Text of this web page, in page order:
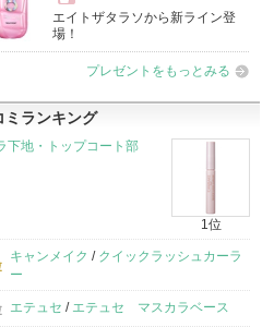
現
エイトザタラソから新ライン登
場！
プレゼントをもっとみる
ミランキング
下地・トップコート部
1位
キャンメイク / クイックラッシュカーラ
ー
エテュセ / エテュセ マスカラベース